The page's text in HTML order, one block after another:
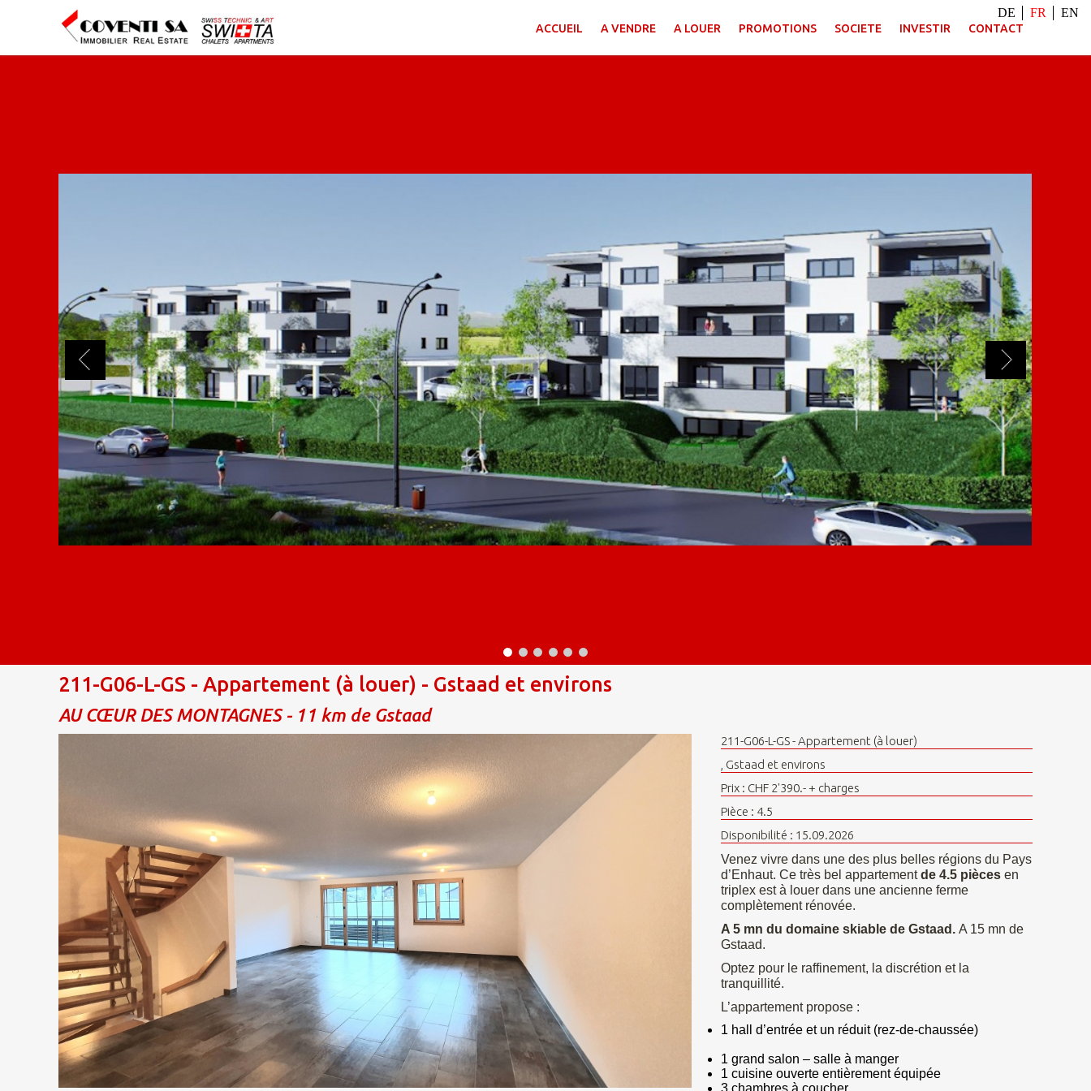
ACCUEIL A VENDRE A LOUER PROMOTIONS SOCIETE INVESTIR CONTACT
DE FR EN
211-G06-L-GS - Appartement (à louer) - Gstaad et environs
AU CŒUR DES MONTAGNES - 11 km de Gstaad
211-G06-L-GS - Appartement (à louer)
, Gstaad et environs
Prix : CHF 2'390.- + charges
Pièce : 4.5
Disponibilité : 15.09.2026
Venez vivre dans une des plus belles régions du Pays
d’Enhaut. Ce très bel appartementde 4.5 pièces en
triplex est à louer dans une ancienne ferme
complètement rénovée.
A 5 mn du domaine skiable de Gstaad. A 15 mn de
Gstaad.
Optez pour le raffinement, la discrétion et la
tranquillité.
L’appartement propose :
1 hall d’entrée et un réduit (rez-de-chaussée)
1 grand salon – salle à manger
1 cuisine ouverte entièrement équipée
3 chambres à coucher